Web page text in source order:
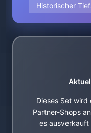
Historischer
Dieses Set
Partner-Shops
es ausverkauft